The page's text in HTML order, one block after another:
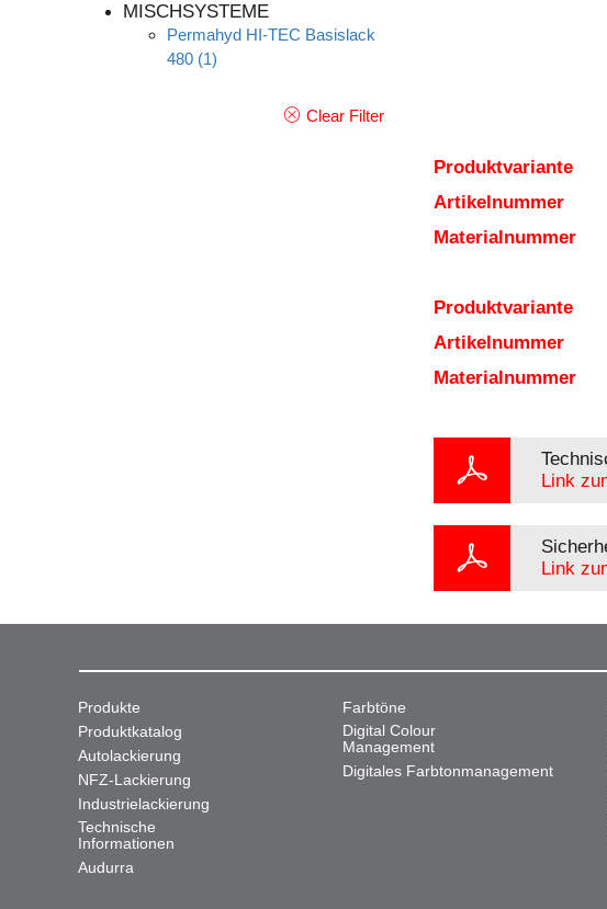
MISCHSYSTEME
Permahyd HI-TEC Basislack
480 (1)
Clear Filter
Produktvariante
Artikelnummer
Materialnummer
Produktvariante
Artikelnummer
Materialnummer
Link
Link
Produkte
Produktkatalog
Autolackierung
NFZ-Lackierung
Industrielackierung
Technische
Informationen
Audurra
Farbtöne
Digital Colour
Management
Digitales Farbtonmanagement